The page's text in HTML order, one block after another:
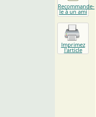
Recommande-
le à un ami
Imprimez
l'article